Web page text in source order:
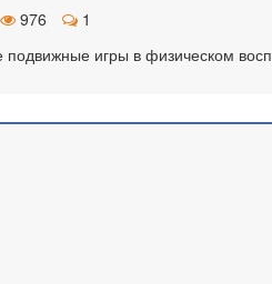
976
1
подвижные игры в физическом